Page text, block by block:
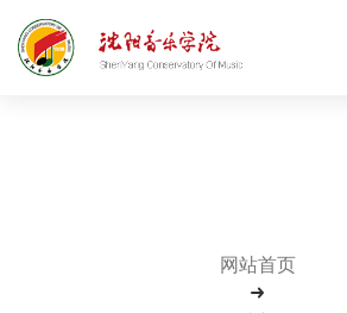
网站首页